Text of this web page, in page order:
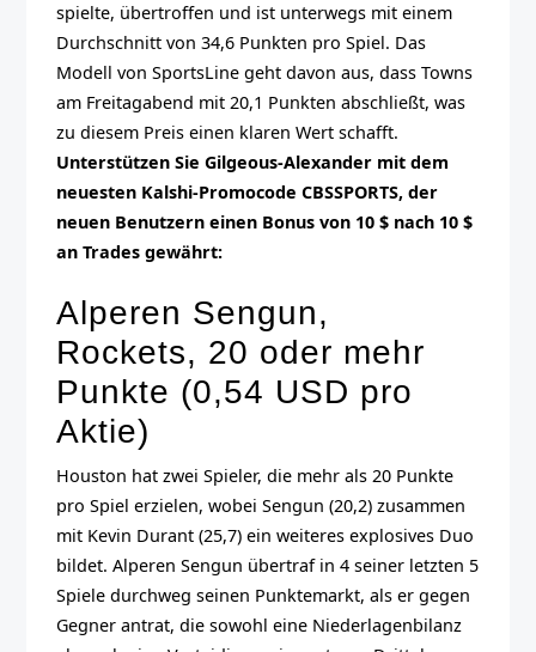
spielte, übertroffen und ist unterwegs mit einem
Durchschnitt von 34,6 Punkten pro Spiel. Das
Modell von SportsLine geht davon aus, dass Towns
am Freitagabend mit 20,1 Punkten abschließt, was
zu diesem Preis einen klaren Wert schafft.
Unterstützen Sie Gilgeous-Alexander mit dem
neuesten Kalshi-Promocode CBSSPORTS, der
neuen Benutzern einen Bonus von 10 $ nach 10 $
an Trades gewährt:
Alperen Sengun,
Rockets, 20 oder mehr
Punkte (0,54 USD pro
Aktie)
Houston hat zwei Spieler, die mehr als 20 Punkte
pro Spiel erzielen, wobei Sengun (20,2) zusammen
mit Kevin Durant (25,7) ein weiteres explosives Duo
bildet. Alperen Sengun übertraf in 4 seiner letzten 5
Spiele durchweg seinen Punktemarkt, als er gegen
Gegner antrat, die sowohl eine Niederlagenbilanz